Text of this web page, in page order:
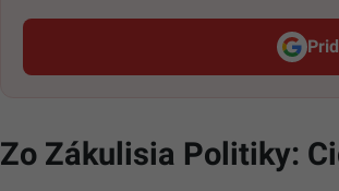
Zo Zákulisia Politiky: